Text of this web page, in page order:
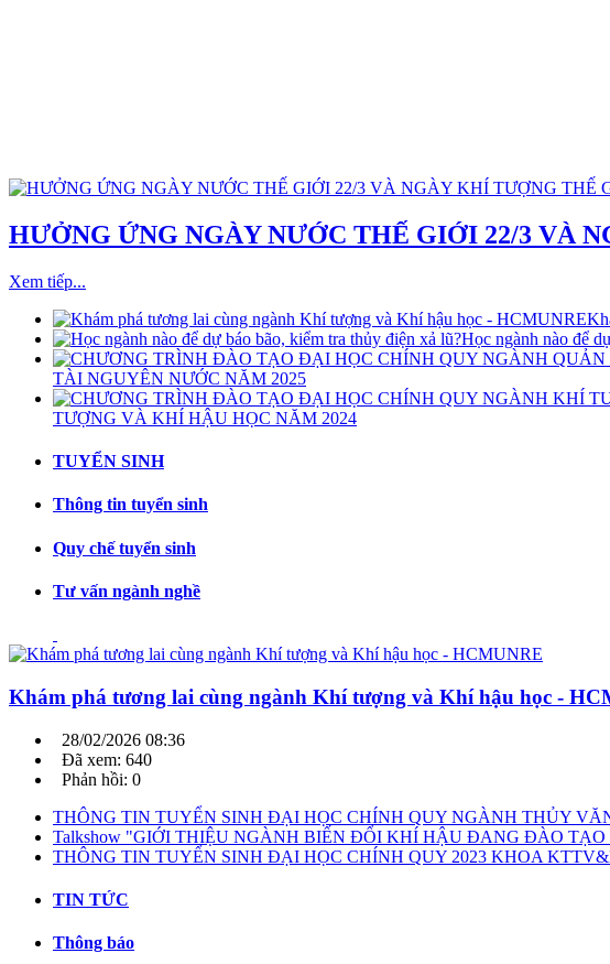
HƯỞNG ỨNG NGÀY NƯỚC THẾ GIỚI 22/3 VÀ
Xem tiếp...
Học ngành nào để
TÀI NGUYÊN NƯỚC NĂM 2025
TƯỢNG VÀ KHÍ HẬU HỌC NĂM 2024
TUYỂN SINH
Thông tin tuyển sinh
Quy chế tuyển sinh
Tư vấn ngành nghề
Khám phá tương lai cùng ngành Khí tượng và Khí hậu học -
28/02/2026 08:36
Đã xem: 640
Phản hồi: 0
THÔNG TIN TUYỂN SINH ĐẠI HỌC CHÍNH QUY NGÀNH THỦY
Talkshow "GIỚI THIỆU NGÀNH BIẾN ĐỔI KHÍ HẬU ĐANG ĐÀO
THÔNG TIN TUYỂN SINH ĐẠI HỌC CHÍNH QUY 2023 KHOA
TIN TỨC
Thông báo